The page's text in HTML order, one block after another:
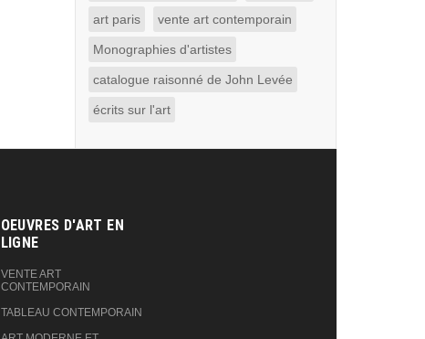
art paris vente art contemporain
Monographies d'artistes
catalogue raisonné de John Levée
écrits sur l'art
OEUVRES D'ART EN
LIGNE‎
VENTE ART
CONTEMPORAIN
TABLEAU CONTEMPORAIN